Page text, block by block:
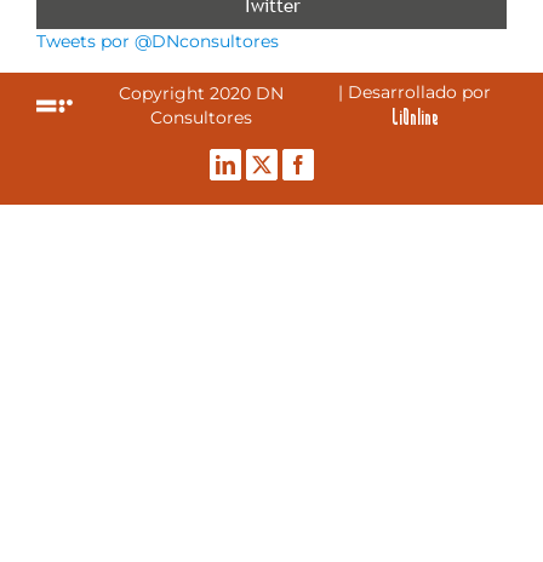
Twitter
Tweets por @DNconsultores
Copyright 2020 DN
Consultores
| Desarrollado por
LiOnline
LinkedInTwitterFacebook